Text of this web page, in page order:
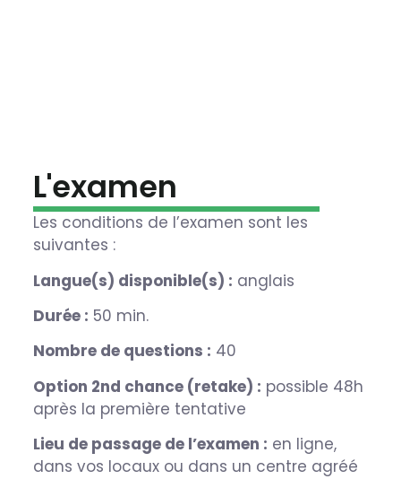
L'examen
Les conditions de l’examen sont les
suivantes :
Langue(s) disponible(s) : anglais
Durée : 50 min.
Nombre de questions : 40
Option 2nd chance (retake) : possible 48h
après la première tentative
Lieu de passage de l’examen : en ligne,
dans vos locaux ou dans un centre agréé